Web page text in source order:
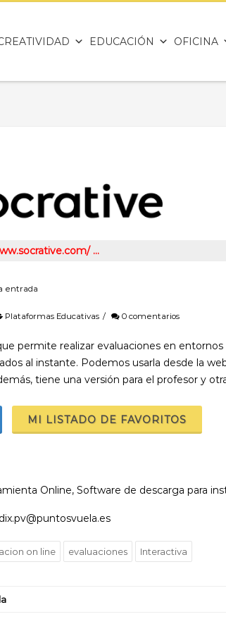
EDUCACIÓN OFICINA
…
entrada
Plataformas Educativas / 0 comentarios
permite realizar evaluaciones en
al instante. Podemos usarla desde la
tiene una versión para el profesor y
MI LISTADO DE FAVORITOS
Online, Software de descarga para
on line evaluaciones Interactiva